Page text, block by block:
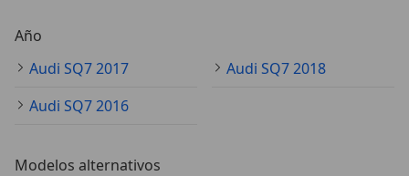
Año
Audi SQ7 2017
Audi SQ7 2018
Audi SQ7 2016
Modelos alternativos